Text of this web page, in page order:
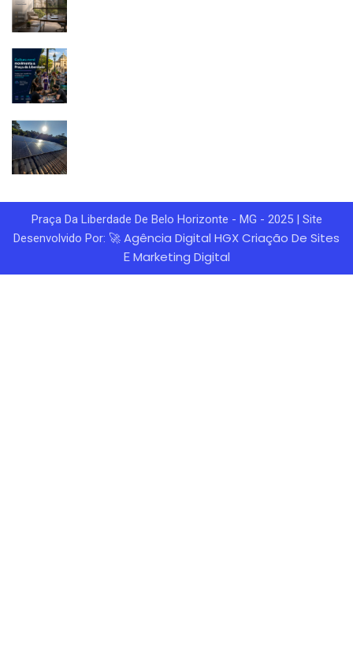
Praça Da Liberdade De Belo Horizonte - MG - 2025 | Site
Desenvolvido Por: 🚀 Agência Digital HGXCriação De Sites
E Marketing Digital